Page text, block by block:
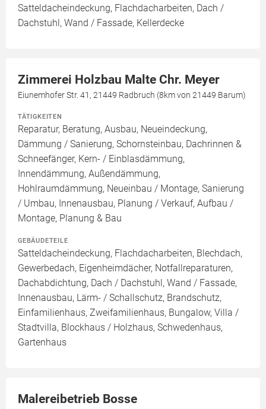
Satteldacheindeckung, Flachdacharbeiten, Dach /
Dachstuhl, Wand / Fassade, Kellerdecke
Zimmerei Holzbau Malte Chr. Meyer
Eiunemhofer Str. 41, 21449 Radbruch (8km von 21449 Barum)
TÄTIGKEITEN
Reparatur, Beratung, Ausbau, Neueindeckung,
Dämmung / Sanierung, Schornsteinbau, Dachrinnen &
Schneefänger, Kern- / Einblasdämmung,
Innendämmung, Außendämmung,
Hohlraumdämmung, Neueinbau / Montage, Sanierung
/ Umbau, Innenausbau, Planung / Verkauf, Aufbau /
Montage, Planung & Bau
GEBÄUDETEILE
Satteldacheindeckung, Flachdacharbeiten, Blechdach,
Gewerbedach, Eigenheimdächer, Notfallreparaturen,
Dachabdichtung, Dach / Dachstuhl, Wand / Fassade,
Innenausbau, Lärm- / Schallschutz, Brandschutz,
Einfamilienhaus, Zweifamilienhaus, Bungalow, Villa /
Stadtvilla, Blockhaus / Holzhaus, Schwedenhaus,
Gartenhaus
Malereibetrieb Bosse